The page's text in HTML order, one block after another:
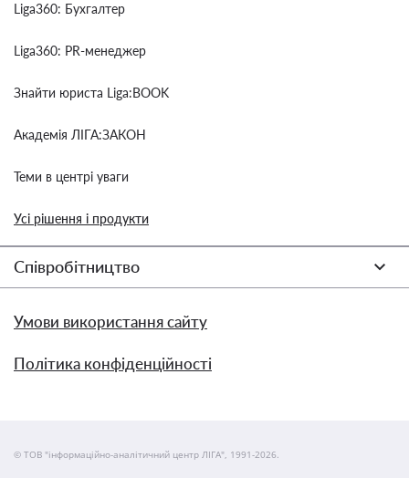
Liga360: Бухгалтер
Liga360: PR-менеджер
Знайти юриста Liga:BOOK
Академія ЛІГА:ЗАКОН
Теми в центрі уваги
Усі рішення і продукти
Співробітництво
Умови використання сайту
Політика конфіденційності
© ТОВ "інформаційно-аналітичний центр ЛІГА", 1991-2026.